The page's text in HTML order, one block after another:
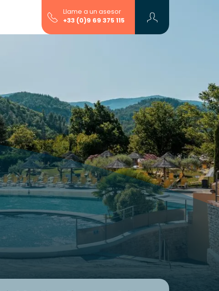
Llame a un asesor
+33 (0)9 69 375 115